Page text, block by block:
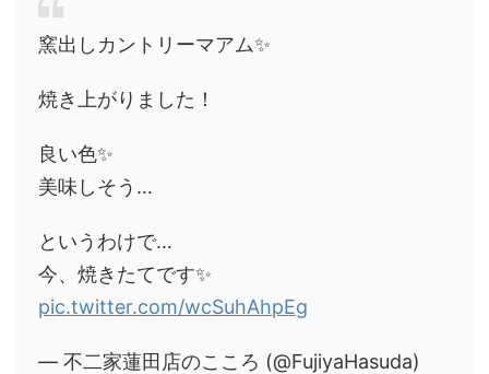
窯出しカントリーマアム✨
焼き上がりました！
良い色✨
美味しそう…
というわけで…
今、焼きたてです✨
pic.twitter.com/wcSuhAhpEg
— 不二家蓮田店のこころ (@FujiyaHasuda)